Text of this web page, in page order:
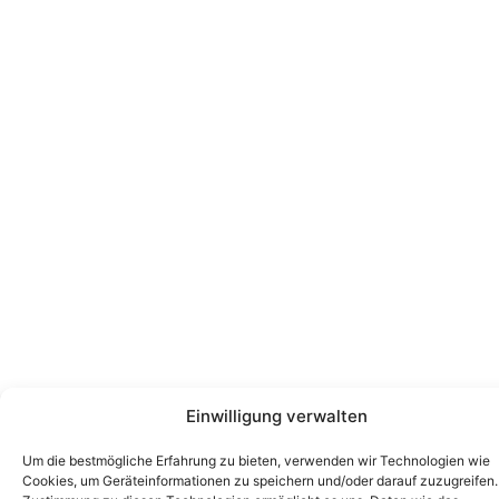
Einwilligung verwalten
Um die bestmögliche Erfahrung zu bieten, verwenden wir Technologien wie
Cookies, um Geräteinformationen zu speichern und/oder darauf